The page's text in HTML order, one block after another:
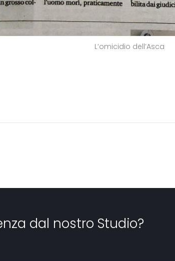
L’omicidio dell’Asca
dal nostro Studio?